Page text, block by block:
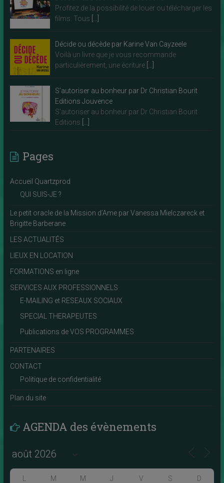
Profitez de la possibilité de louer ou télécharger les
films. Tous
Décide ou décède par Karine Van Cayzeele
Voilà un livre que je vous recommande
particulièrement, une écriture
S’autoriser au bonheur par Dr Christian Bourit
Editions Jouvence
S’autoriser au bonheur par Dr Christian Bourit
Editions
Pages
Accueil Quartzprod
QUI SUIS-JE ?
Le petit oracle de la Mission d’Ame par Vanessa Mielczareck et
Brigitte Barberane
LES ACTUALITÉS
LIEUX EN LOCATION
FORMATIONS en ligne
SERVICES AUX PROFESSIONNELS
E-MAILING et RESEAUX SOCIAUX
SPECIAL THERAPEUTES
Publications de VOS PROGRAMMES
PARTENAIRES
CONTACT
Politique de confidentialité
Plan du site
AGENDA des évènements
M M J V S D